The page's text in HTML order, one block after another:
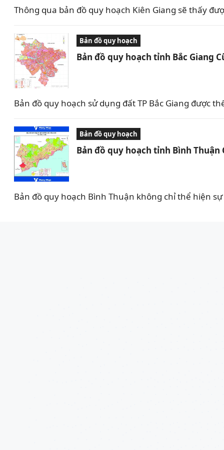
Thông qua bản đồ quy hoạch Kiên Giang sẽ thấy
Bản đồ quy hoạch
Bản đồ quy hoạch tỉnh Bắc Giang
Bản đồ quy hoạch sử dụng đất TP Bắc Giang được
Bản đồ quy hoạch
Bản đồ quy hoạch tỉnh Bình Thuận
Bản đồ quy hoạch Bình Thuận không chỉ thể hiện